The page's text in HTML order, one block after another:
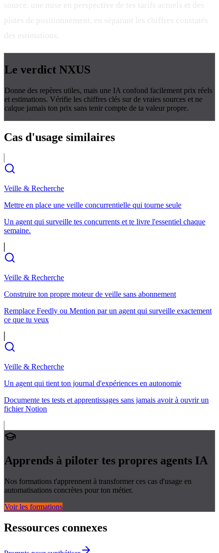
source, une mise en perspective de tes tarifs actuels et des
pistes de positionnement, en séparant les chiffres constatés
des estimations.
Le verdict NXUS
Donne des repères utiles, mais une IA confond facilement prix réels
et estimations. Vérifie les chiffres clés sur de vraies sources et ne
calque jamais ton prix sans tenir compte de ta valeur propre.
Cas d'usage similaires
Veille & Recherche
Mettre en place une veille concurrentielle qui tourne seule
Un agent qui surveille tes concurrents et te livre l'essentiel chaque
semaine.
Veille & Recherche
Construire ton propre moteur de veille sans abonnement
Remplace Feedly ou Mention par un agent qui surveille exactement
ce que tu veux
Veille & Recherche
Un agent qui tient ton journal d'expériences en autonomie
Documente tes tests et apprentissages sans jamais avoir à ouvrir un
fichier Notion
Apprends à piloter tes propres agents IA
Nos formations t'apprennent à transformer ces cas d'usage en
automatisations concrètes pour ton métier.
Voir les formations
Ressources connexes